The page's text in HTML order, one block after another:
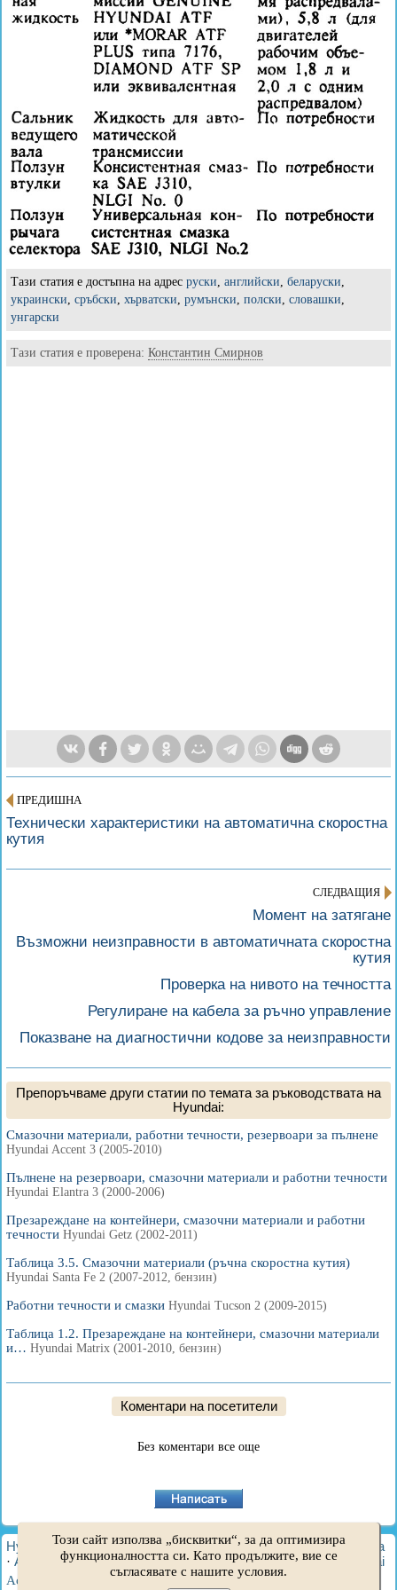
Тази статия е достъпна на адрес руски, английски, беларуски,
украински, сръбски, хърватски, румънски, полски, словашки,
унгарски
Тази статия е проверена: Константин Смирнов
ПРЕДИШНА
Технически характеристики на автоматична скоростна
кутия
СЛЕДВАЩИЯ
Момент на затягане
Възможни неизправности в автоматичната скоростна
кутия
Проверка на нивото на течността
Регулиране на кабела за ръчно управление
Показване на диагностични кодове за неизправности
Препоръчваме други статии по темата за ръководствата на
Hyundai:
Смазочни материали, работни течности, резервоари за пълнене
Hyundai Accent 3 (2005-2010)
Пълнене на резервоари, смазочни материали и работни течности
Hyundai Elantra 3 (2000-2006)
Презареждане на контейнери, смазочни материали и работни
течности Hyundai Getz (2002-2011)
Таблица 3.5. Смазочни материали (ръчна скоростна кутия)
Hyundai Santa Fe 2 (2007-2012, бензин)
Работни течности и смазки Hyundai Tucson 2 (2009-2015)
Таблица 1.2. Презареждане на контейнери, смазочни материали
и… Hyundai Matrix (2001-2010, бензин)
Коментари на посетители
Без коментари все още
HyundaiBook.ru © 2018-2026·Пълна версия·Карта на сайта
· Администрация·Търсене в сайта ·Собственици на Hyundai
Accent 1 Accent 2·Accent 3 · Elantra 1 ·Elantra 2
Този сайт използва „бисквитки“, за да оптимизира
функционалността си. Като продължите, вие се
съгласявате с нашите условия.